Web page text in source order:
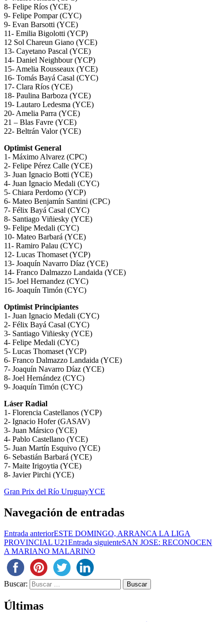
8- Felipe Ríos (YCE)
9- Felipe Pompar (CYC)
9- Evan Barsotti (YCE)
11- Emilia Bigolotti (YCP)
12 Sol Chareun Giano (YCE)
13- Cayetano Pascal (YCE)
14- Daniel Neighbour (YCP)
15- Amelia Rousseaux (YCE)
16- Tomás Bayá Casal (CYC)
17- Clara Ríos (YCE)
18- Paulina Barboza (YCE)
19- Lautaro Ledesma (YCE)
20- Amelia Parra (YCE)
21 – Blas Favre (YCE)
22- Beltrán Valor (YCE)
Optimist General
1- Máximo Alvarez (CPC)
2- Felipe Pérez Calle (YCE)
3- Juan Ignacio Botti (YCE)
4- Juan Ignacio Medali (CYC)
5- Chiara Perdomo (YCP)
6- Mateo Benjamín Santini (CPC)
7- Félix Bayá Casal (CYC)
8- Santiago Viñiesky (YCE)
9- Felipe Medali (CYC)
10- Mateo Barbará (YCE)
11- Ramiro Palau (CYC)
12- Lucas Thomaset (YCP)
13- Joaquín Navarro Díaz (YCE)
14- Franco Dalmazzo Landaida (YCE)
15- Joel Hernandez (CYC)
16- Joaquín Timón (CYC)
Optimist Principiantes
1- Juan Ignacio Medali (CYC)
2- Félix Bayá Casal (CYC)
3- Santiago Viñiesky (YCE)
4- Felipe Medali (CYC)
5- Lucas Thomaset (YCP)
6- Franco Dalmazzo Landaida (YCE)
7- Joaquín Navarro Díaz (YCE)
8- Joel Hernández (CYC)
9- Joaquín Timón (CYC)
Láser Radial
1- Florencia Castellanos (YCP)
2- Ignacio Hofer (GASAV)
3- Juan Mársico (YCE)
4- Pablo Castellano (YCE)
5- Juan Martín Esquivo (YCE)
6- Sebastián Barbará (YCE)
7- Maite Irigoytia (YCE)
8- Javier Pirchi (YCE)
Gran Prix del Río UruguayYCE
Navegación de entradas
Entrada anteriorESTE DOMINGO, ARRANCA LA LIGA
PROVINCIAL U21Entrada siguienteSAN JOSE: RECONOCEN
A MARIANO MALARINO
Buscar:
Últimas